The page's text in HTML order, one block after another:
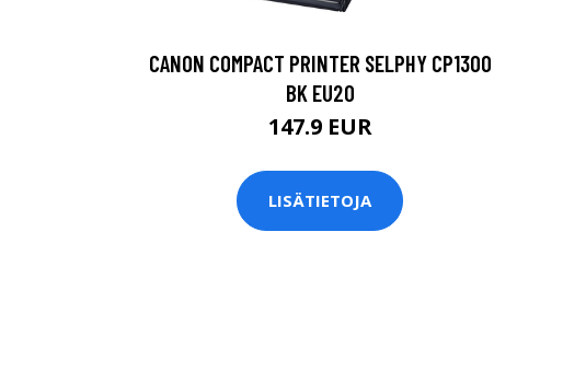
CANON COMPACT PRINTER SELPHY CP1300
BK EU20
147.9 EUR
LISÄTIETOJA